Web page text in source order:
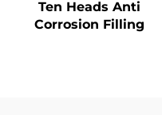
Ten Heads Anti
Corrosion Filling